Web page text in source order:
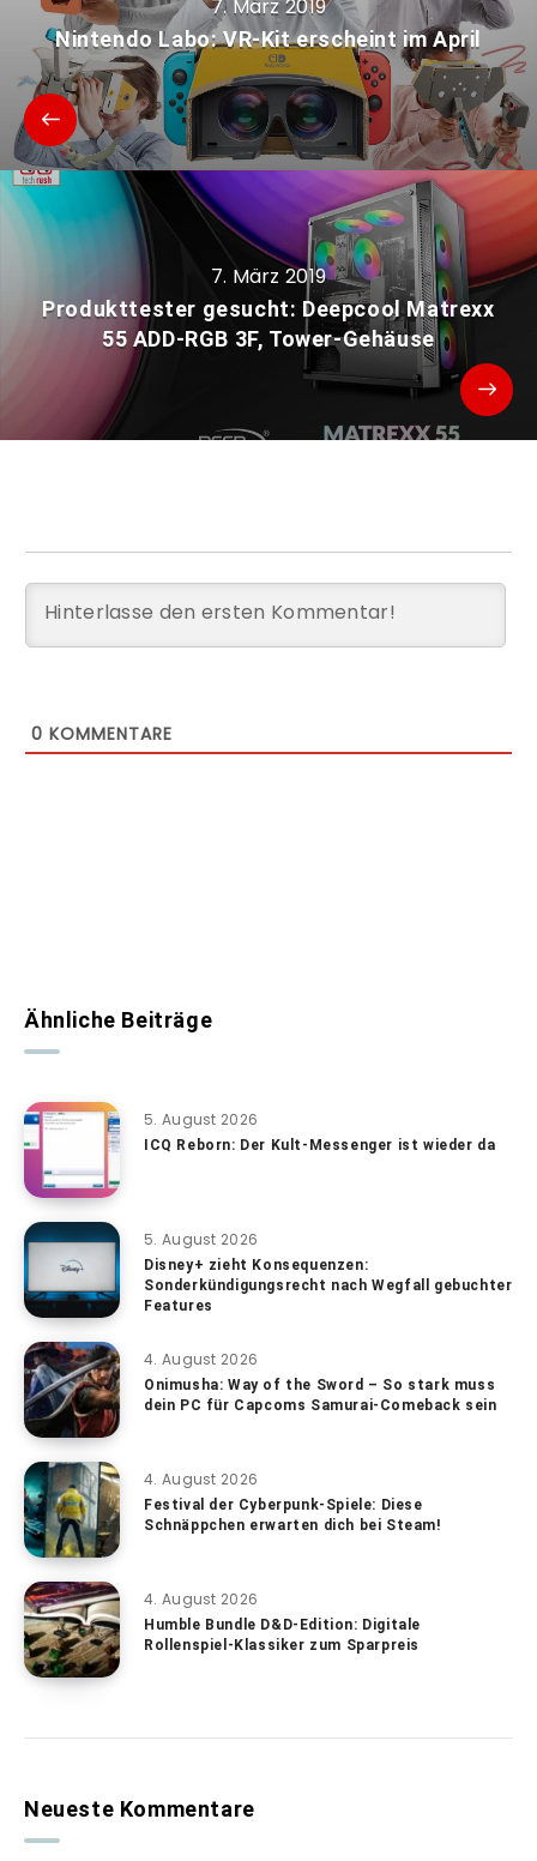
7. März 2019
Nintendo Labo: VR-Kit erscheint im April
7. März 2019
Produkttester gesucht: Deepcool Matrexx
55 ADD-RGB 3F, Tower-Gehäuse
0 KOMMENTARE
Ähnliche Beiträge
5. August 2026
ICQ Reborn: Der Kult-Messenger ist wieder da
5. August 2026
Disney+ zieht Konsequenzen:
Sonderkündigungsrecht nach Wegfall gebuchter
Features
4. August 2026
Onimusha: Way of the Sword – So stark muss
dein PC für Capcoms Samurai-Comeback sein
4. August 2026
Festival der Cyberpunk-Spiele: Diese
Schnäppchen erwarten dich bei Steam!
4. August 2026
Humble Bundle D&D-Edition: Digitale
Rollenspiel-Klassiker zum Sparpreis
Neueste Kommentare